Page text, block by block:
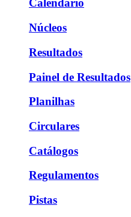
Calendário
Núcleos
Resultados
Painel de Resultados
Planilhas
Circulares
Catálogos
Regulamentos
Pistas